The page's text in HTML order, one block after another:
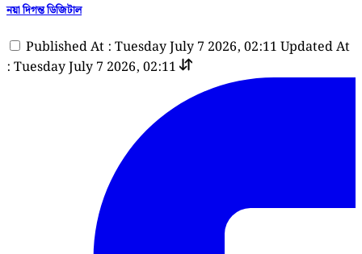
নয়া দিগন্ত ডিজিটাল
Published At : Tuesday July 7 2026, 02:11 Updated At
: Tuesday July 7 2026, 02:11